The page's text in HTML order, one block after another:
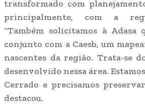
transformado com
principalmente, com a
“Também solicitamos à Adasa
conjunto com a Caesb, um
nascentes da região. Trata-se
desenvolvido nessa área.
Cerrado e precisamos preservar
destacou.